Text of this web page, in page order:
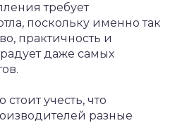
требует
поскольку именно так
практичность и
даже самых
стоит учесть, что
разные